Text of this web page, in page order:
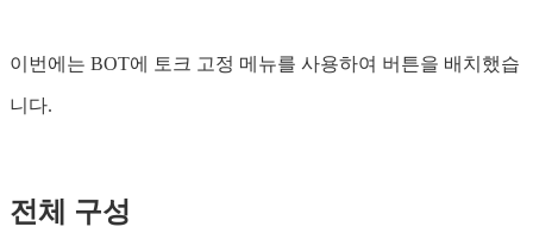
이번에는 BOT에 토크 고정 메뉴를 사용하여 버튼을 배치했습
니다.
전체 구성